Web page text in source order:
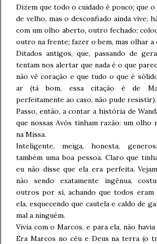
Dizem que todo o cuidado é pouco; que
de velho, mas o desconfiado ainda vive;
com um olho aberto, outro fechado;
outro na frente; fazer o bem, mas olhar a
Ditados antigos, que, passando de
tentam nos alertar que nada é o que
não vê coração e que tudo o que é
ar (tá bom, essa citação é de
perfeitamente ao caso, não pude resistir).
Passo, então, a contar a história de
que nossas Avós tinham razão: um olho
na Missa.
Inteligente, meiga, honesta,
também uma boa pessoa. Claro que
eu não disse que ela era perfeita.
não sendo exatamente ingênua,
outros por si, achando que todos
ela, esquecendo que cautela e caldo de
mal a ninguém.
Vivia com o Marcos, e para ela, não
Era Marcos no céu e Deus na terra (o